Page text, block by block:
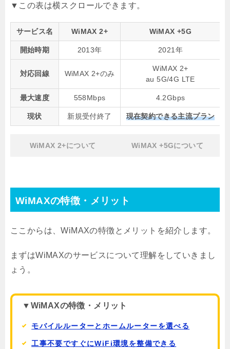
サービス名 WiMAX 2+ WiMAX +5G
開始時期 2013年 2021年
対応回線 WiMAX 2+のみ
WiMAX 2+
au 5G/4G LTE
最大速度 558Mbps 4.2Gbps
現状 新規受付終了 現在契約できる主流プラン
WiMAX 2+について WiMAX +5Gについて
WiMAXの特徴・メリット
ここからは、WiMAXの特徴とメリットを紹介します。
まずはWiMAXのサービスについて理解をしていきまし
ょう。
▼WiMAXの特徴・メリット
モバイルルーターとホームルーターを選べる
工事不要ですぐにWiFi環境を整備できる